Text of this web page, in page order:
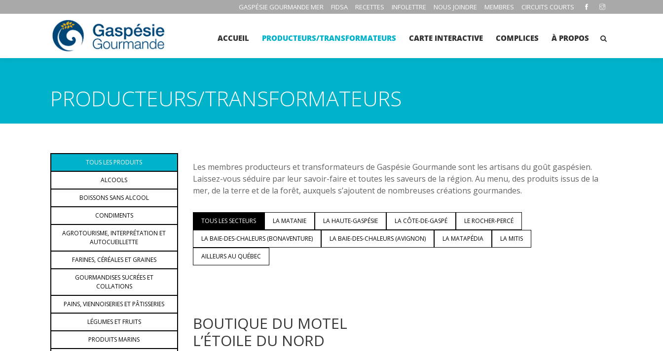
GASPÉSIE GOURMANDE MER FIDSA RECETTES INFOLETTRE NOUS JOINDRE MEMBRES CIRCUITS COURTS
ACCUEIL PRODUCTEURS/TRANSFORMATEURS CARTE INTERACTIVE COMPLICES À PROPOS
PRODUCTEURS/TRANSFORMATEURS
TOUS LES PRODUITS
ALCOOLS
BOISSONS SANS ALCOOL
CONDIMENTS
AGROTOURISME, INTERPRÉTATION ET
AUTOCUEILLETTE
FARINES, CÉRÉALES ET GRAINES
GOURMANDISES SUCRÉES ET
COLLATIONS
PAINS, VIENNOISERIES ET PÂTISSERIES
LÉGUMES ET FRUITS
PRODUITS MARINS
Les membres producteurs et transformateurs de Gaspésie Gourmande sont les artisans du goût gaspésien.
Laissez-vous séduire par leur savoir-faire et toutes les saveurs de la région. Au menu, des produits issus de la
mer, de la terre et de la forêt, auxquels s’ajoutent de nombreuses créations gourmandes.
TOUS LES SECTEURS LA MATANIE LA HAUTE-GASPÉSIE LA CÔTE-DE-GASPÉ LE ROCHER-PERCÉ
LA BAIE-DES-CHALEURS (BONAVENTURE) LA BAIE-DES-CHALEURS (AVIGNON) LA MATAPÉDIA LA MITIS
AILLEURS AU QUÉBEC
BOUTIQUE DU MOTEL
L’ÉTOILE DU NORD